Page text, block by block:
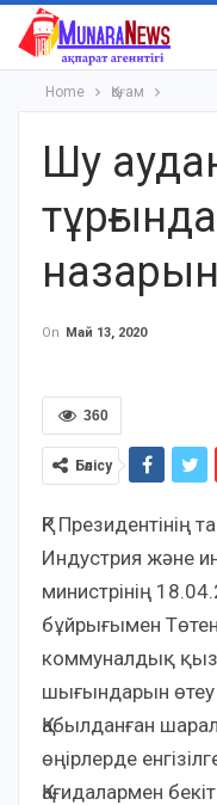
Home Қоғам
Шу
On Май 13, 2020
360
Бөлісу
ҚР Президентінің
Индустрия және
министрінің
бұйрығымен
коммуналдық
шығындарын өтеу
Қабылданған
өңірлерде
Қағидалармен